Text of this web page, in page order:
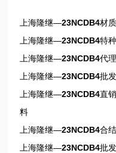
上海隆继—23NCDB4材
上海隆继—23NCDB4特
上海隆继—23NCDB4代
上海隆继—23NCDB4批
上海隆继—23NCDB4直
料
上海隆继—23NCDB4合
上海隆继—23NCDB4批